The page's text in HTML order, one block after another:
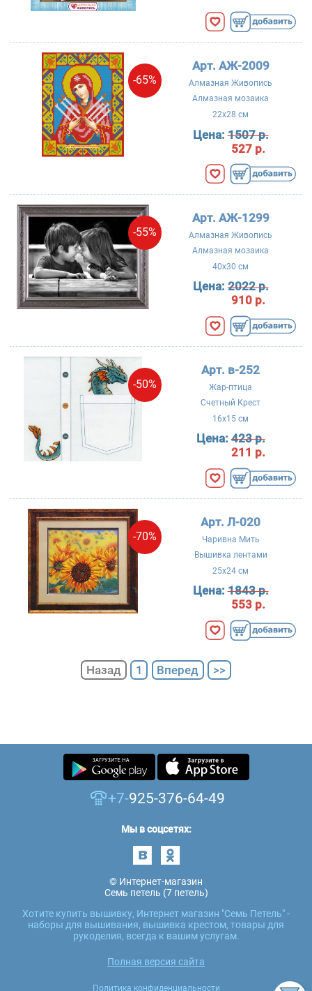
-65%
Арт. АЖ-2009
Алмазная Живопись
Алмазная мозаика
22x28 см
Цена:1507 р.
527 р.
-55%
Арт. АЖ-1299
Алмазная Живопись
Алмазная мозаика
40x30 см
Цена:2022 р.
910 р.
-50%
Арт. в-252
Жар-птица
Счетный Крест
16x15 см
Цена:423 р.
211 р.
-70%
Арт. Л-020
Чаривна Мить
Вышивка лентами
25x24 см
Цена:1843 р.
553 р.
Назад 1 Вперед >>
+7-925-376-64-49
Мы в соцсетях:
© Интернет-магазин
Семь петель (7 петель)
Хотите купить вышивку, Интернет магазин "Семь Петель" -
наборы для вышивания, вышивка крестом, товары для
рукоделия, всегда к вашим услугам.
Полная версия сайта
Политика конфиденциальности